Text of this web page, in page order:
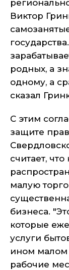
Виктор
родных, а
одному, а
сказал
С этим
защите
считает,
малую
бизнеса.
которые
услуги
ином малом
рабочие